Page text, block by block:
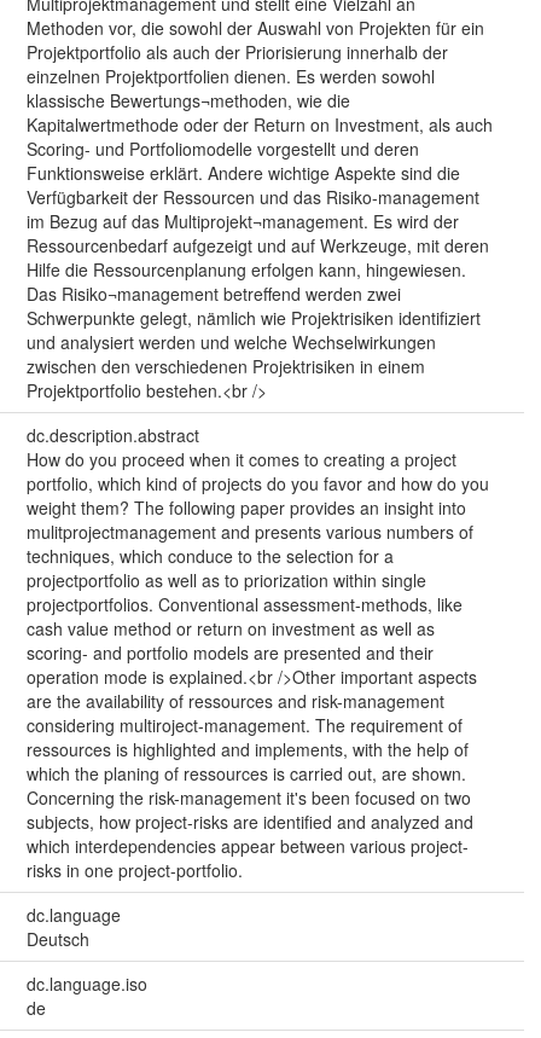
Methoden vor, die sowohl der Auswahl von Projekten für ein
Projektportfolio als auch der Priorisierung innerhalb der
einzelnen Projektportfolien dienen. Es werden sowohl
klassische Bewertungs¬methoden, wie die
Kapitalwertmethode oder der Return on Investment, als auch
Scoring- und Portfoliomodelle vorgestellt und deren
Funktionsweise erklärt. Andere wichtige Aspekte sind die
Verfügbarkeit der Ressourcen und das Risiko-management
im Bezug auf das Multiprojekt¬management. Es wird der
Ressourcenbedarf aufgezeigt und auf Werkzeuge, mit deren
Hilfe die Ressourcenplanung erfolgen kann, hingewiesen.
Das Risiko¬management betreffend werden zwei
Schwerpunkte gelegt, nämlich wie Projektrisiken identifiziert
und analysiert werden und welche Wechselwirkungen
zwischen den verschiedenen Projektrisiken in einem
Projektportfolio bestehen.<br />
dc.description.abstract
How do you proceed when it comes to creating a project
portfolio, which kind of projects do you favor and how do you
weight them? The following paper provides an insight into
mulitprojectmanagement and presents various numbers of
techniques, which conduce to the selection for a
projectportfolio as well as to priorization within single
projectportfolios. Conventional assessment-methods, like
cash value method or return on investment as well as
scoring- and portfolio models are presented and their
operation mode is explained.<br />Other important aspects
are the availability of ressources and risk-management
considering multiroject-management. The requirement of
ressources is highlighted and implements, with the help of
which the planing of ressources is carried out, are shown.
Concerning the risk-management it's been focused on two
subjects, how project-risks are identified and analyzed and
which interdependencies appear between various project-
risks in one project-portfolio.
dc.language
Deutsch
dc.language.iso
de